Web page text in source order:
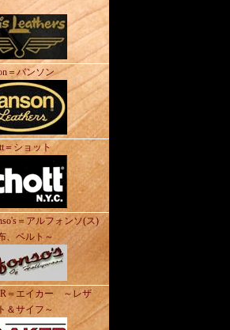
＝バンソン
＝ショット
＝アルフォンソ(ス)
、ベルト～
＝エイカー ～レザ
＆サイフ～